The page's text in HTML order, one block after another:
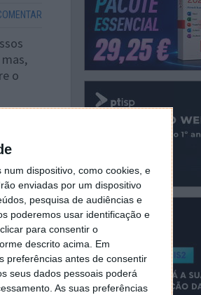
dispositivo, como cookies, e
enviadas por um dispositivo
pesquisa de audiências e
poderemos usar identificação e
para consentir o
descrito acima. Em
preferências antes de consentir
seus dados pessoais poderá
As suas preferências
o